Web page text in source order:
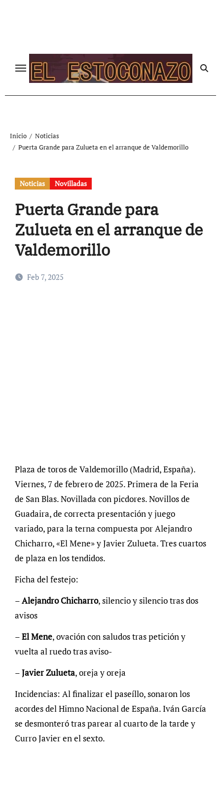
Inicio
Noticias
Puerta Grande para Zulueta en el arranque de Valdemorillo
Noticias Novilladas
Puerta Grande para
Zulueta en el arranque de
Valdemorillo
Feb 7, 2025
Plaza de toros de Valdemorillo (Madrid, España).
Viernes, 7 de febrero de 2025. Primera de la Feria
de San Blas. Novillada con picdores. Novillos de
Guadaira, de correcta presentación y juego
variado, para la terna compuesta por Alejandro
Chicharro, «El Mene» y Javier Zulueta. Tres cuartos
de plaza en los tendidos.
Ficha del festejo:
–Alejandro Chicharro, silencio y silencio tras dos
avisos
–ElMene, ovación con saludos tras petición y
vuelta al ruedo tras aviso-
–JavierZulueta, oreja y oreja
Incidencias: Al finalizar el paseíllo, sonaron los
acordes del Himno Nacional de España. Iván García
se desmonteró tras parear al cuarto de la tarde y
Curro Javier en el sexto.